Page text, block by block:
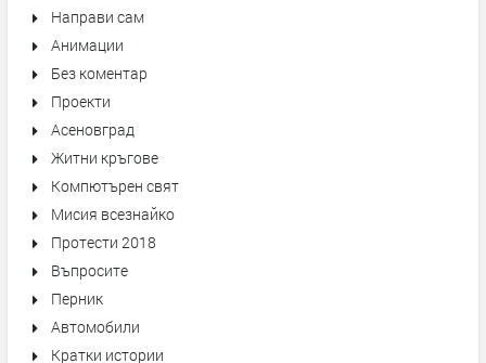
Направи сам
Анимации
Без коментар
Проекти
Асеновград
Житни кръгове
Компютърен свят
Мисия всезнайко
Протести 2018
Въпросите
Перник
Автомобили
Кратки истории